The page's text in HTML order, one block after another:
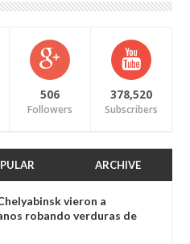
506
Followers
378,520
Subscribers
ARCHIVE
vieron a
robando verduras de